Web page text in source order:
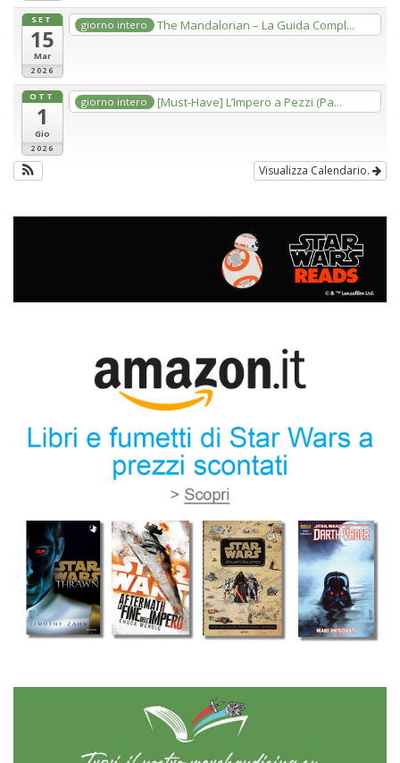
SET
15
Mar
2026
giorno intero The Mandalorian – La Guida Compl...
OTT
1
Gio
2026
giorno intero [Must-Have] L’Impero a Pezzi (Pa...
Visualizza Calendario.